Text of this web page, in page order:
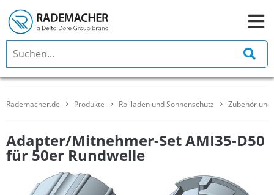
Rademacher.de Produkte Rollladen und Sonnenschutz Zubehör und
Adapter/Mitnehmer-Set AMI35-D50
für 50er Rundwelle